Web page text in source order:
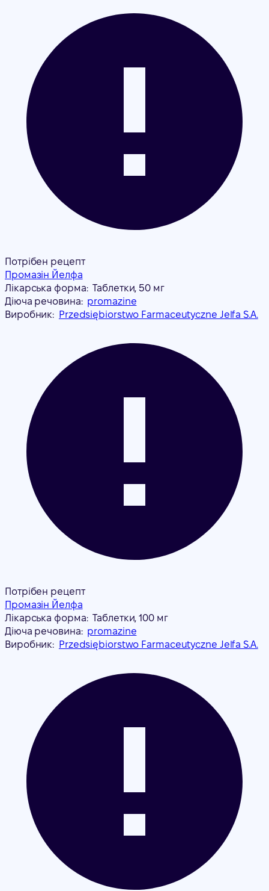
Потрібен рецепт
Промазін Йелфа
Лікарська форма: Таблетки, 50 мг
Діюча речовина: promazine
Виробник: Przedsiębiorstwo Farmaceutyczne Jelfa S.A.
Потрібен рецепт
Промазін Йелфа
Лікарська форма: Таблетки, 100 мг
Діюча речовина: promazine
Виробник: Przedsiębiorstwo Farmaceutyczne Jelfa S.A.